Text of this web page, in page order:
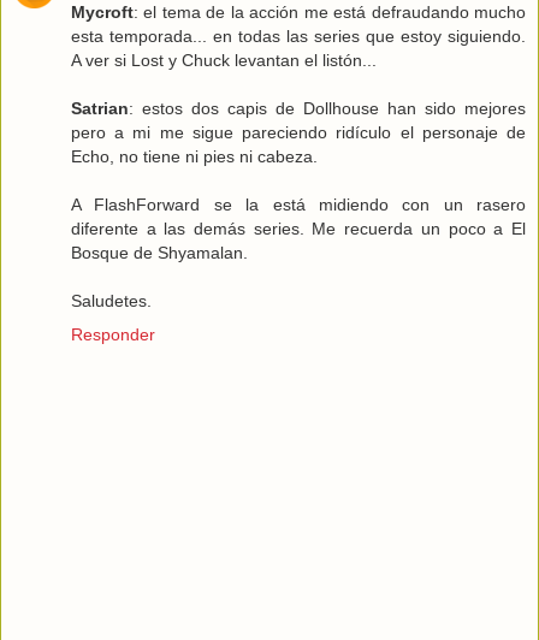
Mycroft: el tema de la acción me está defraudando mucho
esta temporada... en todas las series que estoy siguiendo.
A ver si Lost y Chuck levantan el listón...
Satrian: estos dos capis de Dollhouse han sido mejores
pero a mi me sigue pareciendo ridículo el personaje de
Echo, no tiene ni pies ni cabeza.
A FlashForward se la está midiendo con un rasero
diferente a las demás series. Me recuerda un poco a El
Bosque de Shyamalan.
Saludetes.
Responder